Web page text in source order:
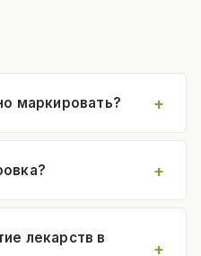
маркировать?
лекарств в